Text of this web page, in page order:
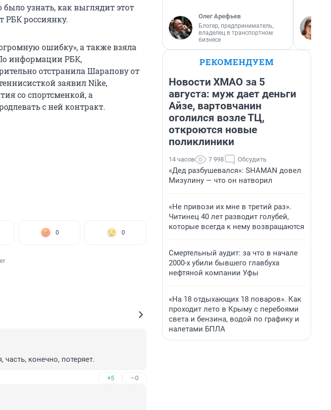
узнать, как выглядит этот
РБК россиянку.
ошибку», а также взяла
информации РБК,
отстранила Шарапову от
заявил Nike,
со спортсменкой, а
с ней контракт.
0 0
конечно, потеряет.
+5 –0
Олег Арефьев
Блогер, предприниматель,
владелец в транспортном
бизнесе
РЕКОМЕНДУЕМ
Новости ХМАО за 5
августа: муж дает деньги
Айзе, вартовчанин
оголился возле ТЦ,
откроются новые
поликлиники
14 часов 7 998 Обсудить
«Дед разбушевался»: SHAMAN довел
Мизулину — что он натворил
«Не привози их мне в третий раз».
Читинец 40 лет разводит голубей,
которые всегда к нему возвращаются
Смертельный аудит: за что в начале
2000-х убили бывшего главбуха
нефтяной компании Уфы
«На 18 отдыхающих 18 поваров». Как
проходит лето в Крыму с перебоями
света и бензина, водой по графику и
налетами БПЛА